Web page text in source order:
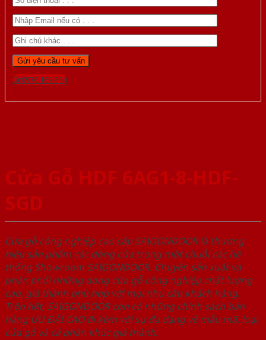
Gọi 0976.169.864
Cửa Gỗ HDF 6AG1-8-HDF-
SGD
Cửa gỗ công nghiệp cao cấp SAIGONDOOR là thương
hiệu sản phẩm các dòng cửa trong một chuỗi các hệ
thống Showroom SAIGONDOOR. Chuyên sản xuất và
phân phối những dòng cửa gỗ công nghiệp chất lượng
cao, giá thành phù hợp với mọi nhu cầu khách hàng.
Trên hết, SAIGONDOOR còn có những chính sách bán
hàng ƯU ĐÃI CAO đi kèm với sự đa dạng về mẫu mã, loại
cửa gỗ và cả phân khúc giá thành.